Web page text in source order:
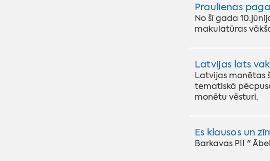
Praulienas
No šī gada
makulatūras
Latvijas lats
Latvijas monētas
tematiskā
monētu vēsturi.
Es klausos un
Barkavas PII "